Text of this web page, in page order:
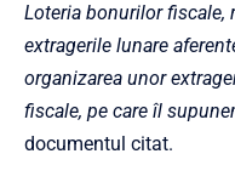
Loteria bonurilor fiscale,
extragerile lunare
organizarea unor
fiscale, pe care îl
documentul citat.